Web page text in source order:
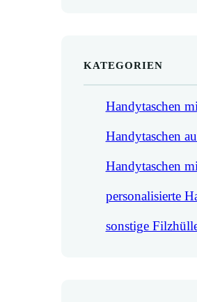
KATEGORIEN
Handytaschen
Handytaschen
Handytaschen
personalisierte
sonstige